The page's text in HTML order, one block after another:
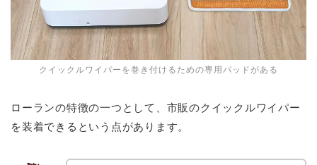
クイックルワイパーを巻き付けるための専用パッドがある
ローランの特徴の一つとして、市販のクイックルワイパー
を装着できるという点があります。